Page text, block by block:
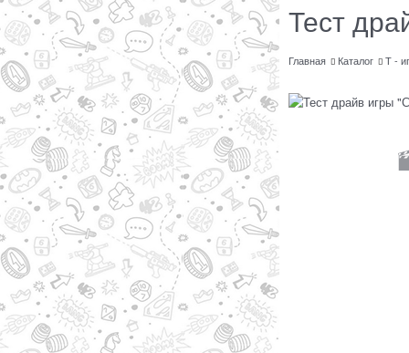
Тест
Главная Каталог Т -